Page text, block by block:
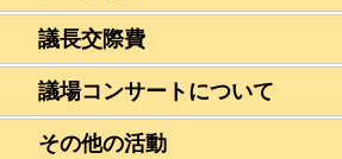
議長交際費
議場コンサートについて
その他の活動